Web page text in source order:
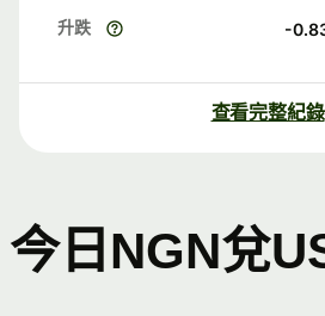
升跌 -
查看完整紀錄
今日NGN兌